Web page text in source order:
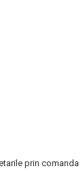
prin comanda